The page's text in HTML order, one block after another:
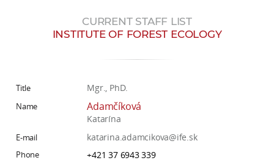
CURRENT STAFF LIST
INSTITUTE OF FOREST ECOLOGY
Mgr., PhD.
Adamčíková
Katarína
katarina.adamcikova@ife.sk
+421 37 6943 339